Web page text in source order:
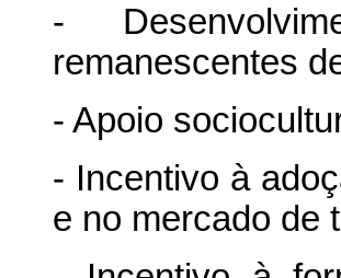
-
remanescentes
- Apoio
- Incentivo à
e no mercado de